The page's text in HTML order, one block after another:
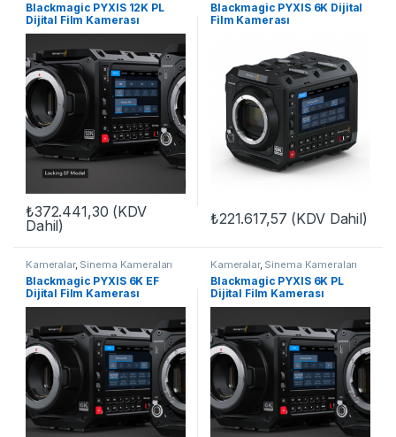
Blackmagic PYXIS 12K PL
Dijital Film Kamerası
₺372.441,30 (KDV
Dahil)
Blackmagic PYXIS 6K Dijital
Film Kamerası
₺221.617,57 (KDV Dahil)
Kameralar, Sinema Kameraları
Blackmagic PYXIS 6K EF
Dijital Film Kamerası
Kameralar, Sinema Kameraları
Blackmagic PYXIS 6K PL
Dijital Film Kamerası